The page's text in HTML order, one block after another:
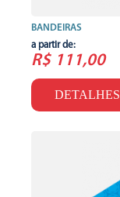
BANDEIRAS
a partir de:
R$ 111,00
DETALHES